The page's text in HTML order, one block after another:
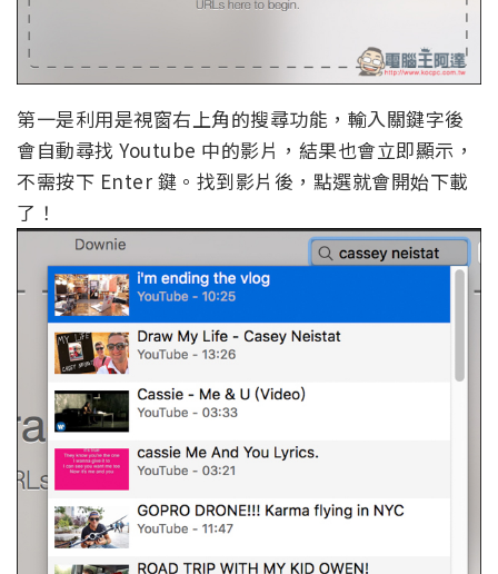
第一是利用是視窗右上角的搜尋功能，輸入關鍵字後
會自動尋找 Youtube 中的影片，結果也會立即顯示，
不需按下 Enter 鍵。找到影片後，點選就會開始下載
了！